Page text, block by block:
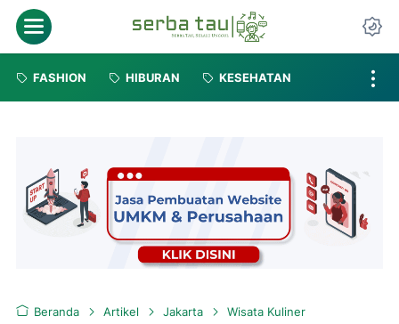
FASHION HIBURAN KESEHATAN
Beranda Artikel Jakarta Wisata Kuliner